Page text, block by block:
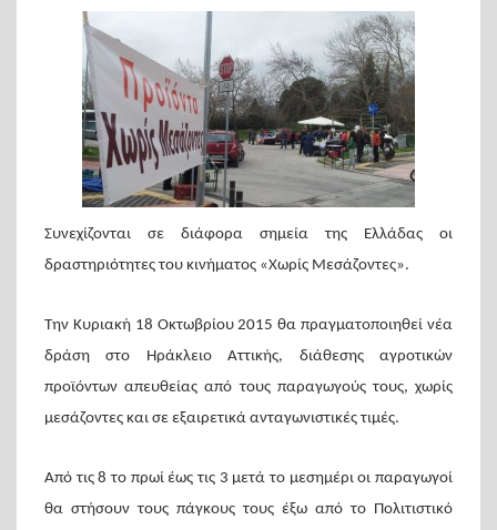
Συνεχίζονται σε διάφορα σημεία της Ελλάδας οι
δραστηριότητες του κινήματος «Χωρίς Μεσάζοντες».
Την Κυριακή 18 Οκτωβρίου 2015 θα πραγματοποιηθεί νέα
δράση στο Ηράκλειο Αττικής, διάθεσης αγροτικών
προϊόντων απευθείας από τους παραγωγούς τους, χωρίς
μεσάζοντες και σε εξαιρετικά ανταγωνιστικές τιμές.
Από τις 8 το πρωί έως τις 3 μετά το μεσημέρι οι παραγωγοί
θα στήσουν τους πάγκους τους έξω από το Πολιτιστικό